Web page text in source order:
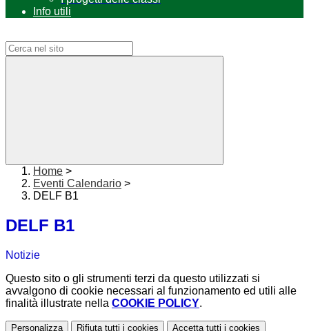
Info utili
Home >
Eventi Calendario >
DELF B1
DELF B1
Notizie
Questo sito o gli strumenti terzi da questo utilizzati si
avvalgono di cookie necessari al funzionamento ed utili alle
finalità illustrate nella COOKIE POLICY.
Personalizza Rifiuta tutti i cookies Accetta tutti i cookies